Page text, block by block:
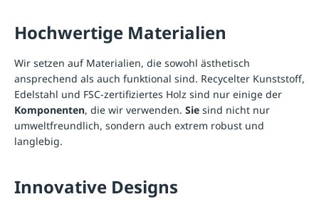
Hochwertige Materialien
Wir setzen auf Materialien, die sowohl ästhetisch
ansprechend als auch funktional sind. Recycelter Kunststoff,
Edelstahl und FSC-zertifiziertes Holz sind nur einige der
Komponenten, die wir verwenden. Sie sind nicht nur
umweltfreundlich, sondern auch extrem robust und
langlebig.
Innovative Designs